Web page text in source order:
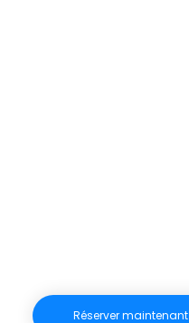
Réserver maintenant